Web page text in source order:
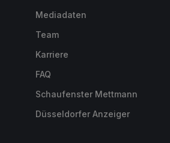
Mediadaten
Team
Karriere
FAQ
Schaufenster Mettmann
Düsseldorfer Anzeiger